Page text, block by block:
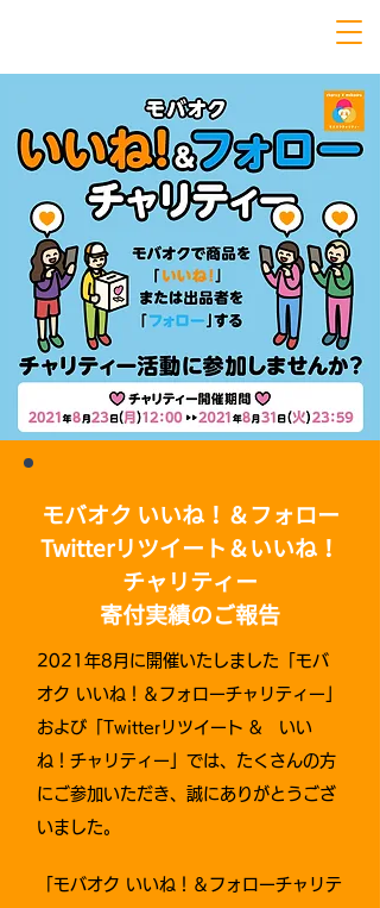
モバオク いいね！＆フォロー
Twitterリツイート＆いいね！
チャリティー
​寄付実績のご報告
2021年8月に開催いたしました「モバ
オク いいね！＆フォローチャリティー」
および「Twitterリツイート & いい
ね！チャリティー」では、 たくさんの方
にご参加いただき、誠にありがとうござ
いました。
「モバオク いいね！＆フォローチャリテ